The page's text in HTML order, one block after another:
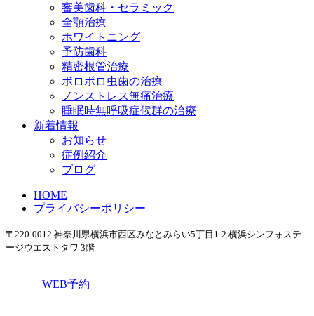
審美歯科・セラミック
全顎治療
ホワイトニング
予防歯科
精密根管治療
ボロボロ虫歯の治療
ノンストレス無痛治療
睡眠時無呼吸症候群の治療
新着情報
お知らせ
症例紹介
ブログ
HOME
プライバシーポリシー
〒220-0012 神奈川県横浜市西区みなとみらい5丁目1-2 横浜シンフォステ
ージウエストタワ 3階
WEB予約